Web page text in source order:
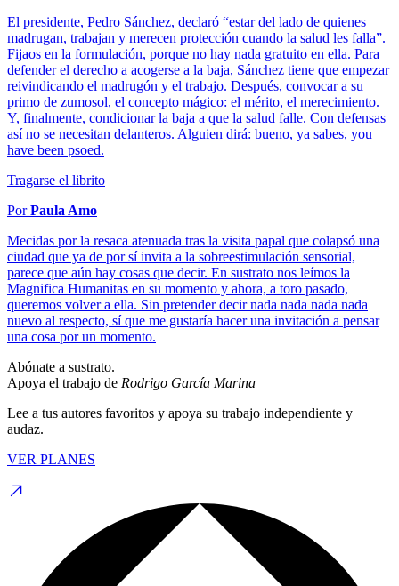
El presidente, Pedro Sánchez, declaró “estar del lado de quienes
madrugan, trabajan y merecen protección cuando la salud les falla”.
Fijaos en la formulación, porque no hay nada gratuito en ella. Para
defender el derecho a acogerse a la baja, Sánchez tiene que empezar
reivindicando el madrugón y el trabajo. Después, convocar a su
primo de zumosol, el concepto mágico: el mérito, el merecimiento.
Y, finalmente, condicionar la baja a que la salud falle. Con defensas
así no se necesitan delanteros. Alguien dirá: bueno, ya sabes, you
have been psoed.
Tragarse el librito
PorPaula Amo
Mecidas por la resaca atenuada tras la visita papal que colapsó una
ciudad que ya de por sí invita a la sobreestimulación sensorial,
parece que aún hay cosas que decir. En sustrato nos leímos la
Magnifica Humanitas en su momento y ahora, a toro pasado,
queremos volver a ella. Sin pretender decir nada nada nada nada
nuevo al respecto, sí que me gustaría hacer una invitación a pensar
una cosa por un momento.
Abónate a sustrato.
Apoya el trabajo de Rodrigo García Marina
Lee a tus autores favoritos y apoya su trabajo independiente y
audaz.
VER PLANES